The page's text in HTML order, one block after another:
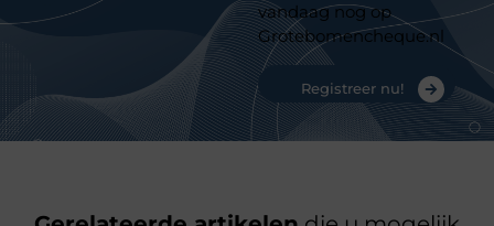
vandaag nog op
Grotebomencheque.nl
Registreer nu!